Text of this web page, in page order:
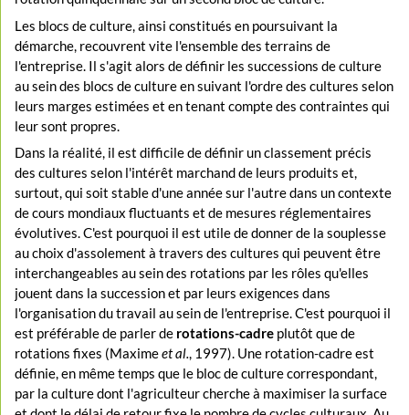
Les blocs de culture, ainsi constitués en poursuivant la
démarche, recouvrent vite l'ensemble des terrains de
l'entreprise. Il s'agit alors de définir les successions de culture
au sein des blocs de culture en suivant l'ordre des cultures selon
leurs marges estimées et en tenant compte des contraintes qui
leur sont propres.
Dans la réalité, il est difficile de définir un classement précis
des cultures selon l'intérêt marchand de leurs produits et,
surtout, qui soit stable d'une année sur l'autre dans un contexte
de cours mondiaux fluctuants et de mesures réglementaires
évolutives. C'est pourquoi il est utile de donner de la souplesse
au choix d'assolement à travers des cultures qui peuvent être
interchangeables au sein des rotations par les rôles qu'elles
jouent dans la succession et par leurs exigences dans
l'organisation du travail au sein de l'entreprise. C'est pourquoi il
est préférable de parler de rotations-cadre plutôt que de
rotations fixes (Maximeet al., 1997). Une rotation-cadre est
définie, en même temps que le bloc de culture correspondant,
par la culture dont l'agriculteur cherche à maximiser la surface